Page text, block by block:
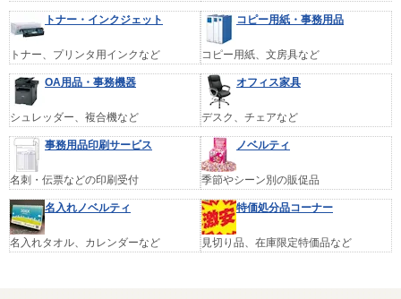
トナー・インクジェット
トナー、プリンタ用インクなど
コピー用紙・事務用品
コピー用紙、文房具など
OA用品・事務機器
シュレッダー、複合機など
オフィス家具
デスク、チェアなど
事務用品印刷サービス
名刺・伝票などの印刷受付
ノベルティ
季節やシーン別の販促品
名入れノベルティ
名入れタオル、カレンダーなど
特価処分品コーナー
見切り品、在庫限定特価品など